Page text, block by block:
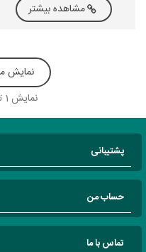
مشاهده بیشتر
نمایش
نمایش 1 تا
پشتیبانی
حساب من
تماس با ما